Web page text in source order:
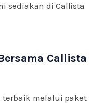
sediakan di Callista
Callista
terbaik melalui paket